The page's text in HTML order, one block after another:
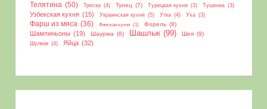
Телятина (50) Треска (4) Тунец (7) Турецкая кухня (3) Тушенка (3)
Узбекская кухня (15) Украинская кухня (5) Утка (4) Уха (3)
Фарш из мяса (36) Финская кухня (1) Форель (8)
Шампиньоны (19) Шаурма (8) Шашлык (99) Шея (9)
Шулюм (4) Яйца (32)